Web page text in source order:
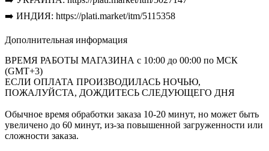
➡️ ИНДИЯ: https://plati.market/itm/5115358
Дополнительная информация
ВРЕМЯ РАБОТЫ МАГАЗИНА с 10:00 до 00:00 по МСК
(GMT+3)
ЕСЛИ ОПЛАТА ПРОИЗВОДИЛАСЬ НОЧЬЮ,
ПОЖАЛУЙСТА, ДОЖДИТЕСЬ СЛЕДУЮЩЕГО ДНЯ
Обычное время обработки заказа 10-20 минут, но может быть
увеличено до 60 минут, из-за повышенной загруженности или
сложности заказа.